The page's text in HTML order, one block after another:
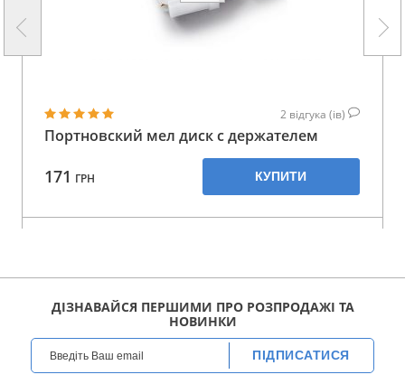
2 відгука (ів)
Портновский мел диск с держателем
171 ГРН КУПИТИ
ДІЗНАВАЙСЯ ПЕРШИМИ ПРО РОЗПРОДАЖІ ТА
НОВИНКИ
ПІДПИСАТИСЯ